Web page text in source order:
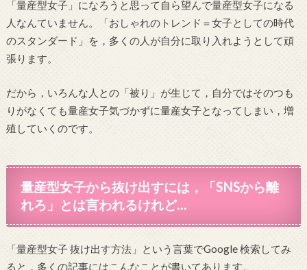
「量産型女子」になろうと思って自ら望んで量産型女子になる
人なんていません。「おしゃれのトレンド＝女子としての時代
のスタンダード」を，多くの人が自分に取り入れようとして頑
張ります。
だから，いろんな人との「被り」が生じて，自分ではそのつも
りがなくても量産女子気づかずに量産女子となってしまい，増
殖していくのです。
量産型女子から抜け出すには，「SNSから離
れろ」とは言われるけれど…
「量産型女子 抜け出す方法」という言葉でGoogle 検索してみ
ると，多くの記事にはこんなことが書いてあります。